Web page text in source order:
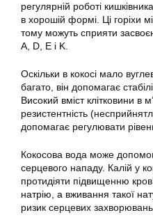
регулярній роботі
в хорошій формі. Ці горіхи
тому можуть сприяти
A, D, E і K.
Оскільки в кокосі мало
багато, він допомагає
Високий вміст клітковини в
резистентність
допомагає регулювати
Кокосова вода може
серцевого нападу. Калій у
протидіяти підвищенню
натрію, а вживання такої
ризик серцевих